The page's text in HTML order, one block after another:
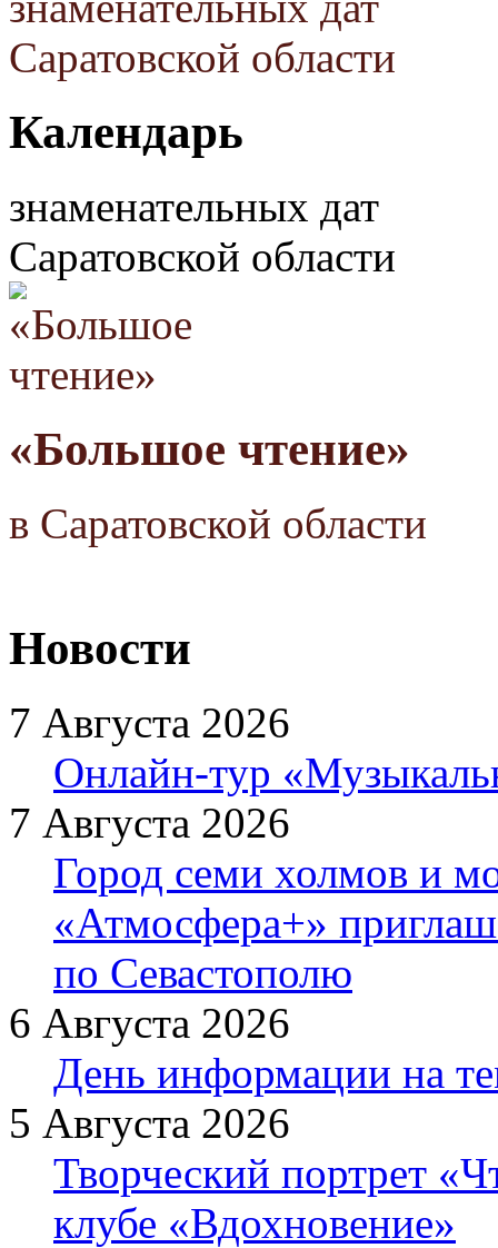
Календарь
знаменательных дат
Саратовской области
«Большое чтение»
в Саратовской области
Новости
7 Августа 2026
Онлайн-тур
7 Августа 2026
Город семи холмов и
«Атмосфера+»
по Севастополю
6 Августа 2026
День информации на
5 Августа 2026
Творческий портрет
клубе «Вдохновение»